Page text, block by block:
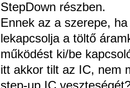
StepDown részben.
Ennek az a szerepe,
lekapcsolja a töltő
működést ki/be
itt akkor tilt az IC, nem